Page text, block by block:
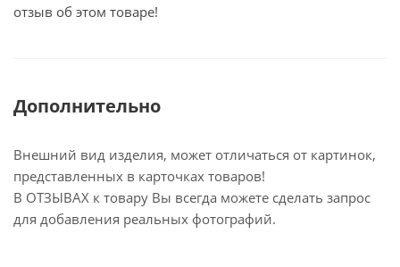
отзыв об этом товаре!
Дополнительно
Внешний вид изделия, может отличаться от картинок,
представленных в карточках товаров!
В ОТЗЫВАХ к товару Вы всегда можете сделать запрос
для добавления реальных фотографий.